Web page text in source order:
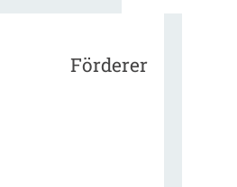
Förderer